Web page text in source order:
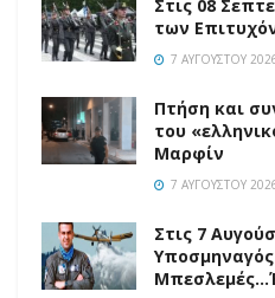
Στις 08
των
7 ΑΥΓΟΎΣΤΟΥ
Πτήση και
του
Μαρφίν
7 ΑΥΓΟΎΣΤΟΥ
Στις 7